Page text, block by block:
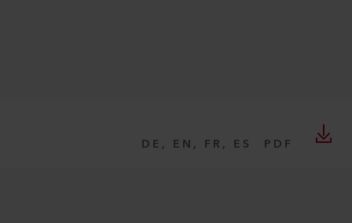
DE, EN, FR, ES PDF